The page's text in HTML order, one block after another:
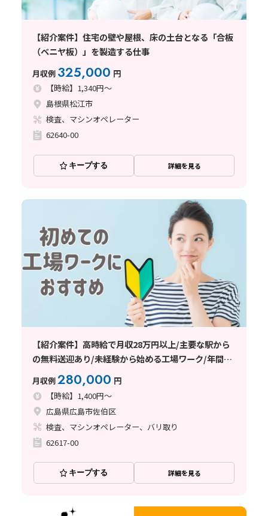
【紹介案件】住宅の壁や屋根、床の土台となる「合板
（ベニヤ板）」を製造する仕事
月収例 325,000 円
【時給】1,340円～
島根県松江市
検査、マシンオペレーター
62640-00
キープする 詳細を見る
【紹介案件】高時給で月収28万円以上/主要な駅から
の無料送迎あり/未経験から始める工場ワーク/年間休
日120日以上
月収例280,000 円
【時給】1,400円～
広島県広島市佐伯区
検査、マシンオペレーター、バリ取り
62617-00
キープする 詳細を見る